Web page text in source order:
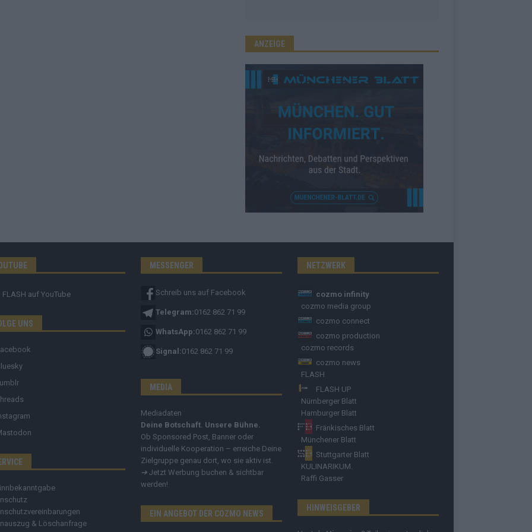
ANZEIGE
FLASH auf YouTube
UNS
& Löschanfrage
MESSENGER
Schreib uns auf Facebook
Telegram:0162 862 71 99
WhatsApp:0162 862 71 99
Signal:0162 862 71 99
MEDIA
Mediadaten
Deine Botschaft. Unsere Bühne.
Ob Sponsored Post, Banner oder
individuelle Kooperation – erreiche Deine
Zielgruppe genau dort, wo sie aktiv ist.
➔ Jetzt Werbung buchen & sichtbar
werden!
EIN ANGEBOT DER COZMO NEWS
NETZWERK
cozmo infinity
cozmo media group
cozmo connect
cozmo production
cozmo records
cozmo news
FLASH
FLASH UP
Nürnberger Blatt
Hamburger Blatt
Fränkisches Blatt
Münchener Blatt
Stuttgarter Blatt
KULINARIKUM.
Raffi Gasser
HINWEISGEBER